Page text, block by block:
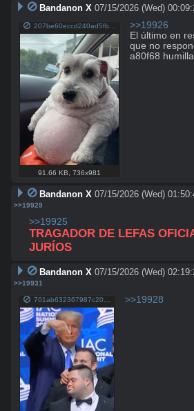
Bandanon X 07/15/2026 (Wed)
91.66 KB ,736x981
>>19926
El último en
que no
a80f68
Bandanon X 07/15/2026 (Wed)
>>19929
>>19925
TRAGADOR DE LEFAS
JURÍOS
Bandanon X 07/15/2026 (Wed)
>>19931
>>19928